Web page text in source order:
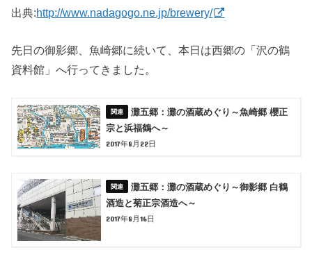
出典:http://www.nadagogo.ne.jp/brewery/
先日の御影郷、魚崎郷に続いて、本日は西郷の「沢の鶴
資料館」へ行ってきました。
灘五郷：灘の酒蔵めぐり～魚崎郷 櫻正
宗と浜福鶴へ～
2017年8月22日
灘五郷：灘の酒蔵めぐり～御影郷 白鶴
酒造と菊正宗酒造へ～
2017年8月16日